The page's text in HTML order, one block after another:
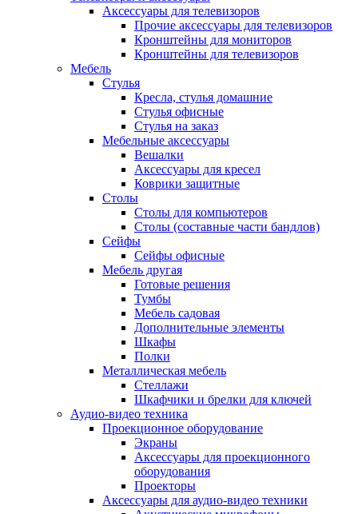
Аксессуары для телевизоров
Прочие аксессуары для телевизоров
Кронштейны для мониторов
Кронштейны для телевизоров
Мебель
Стулья
Кресла, стулья домашние
Стулья офисные
Стулья на заказ
Мебельные аксессуары
Вешалки
Аксессуары для кресел
Коврики защитные
Столы
Столы для компьютеров
Столы (составные части бандлов)
Сейфы
Сейфы офисные
Мебель другая
Готовые решения
Тумбы
Мебель садовая
Дополнительные элементы
Шкафы
Полки
Металлическая мебель
Стеллажи
Шкафчики и брелки для ключей
Аудио-видео техника
Проекционное оборудование
Экраны
Аксессуары для проекционного
оборудования
Проекторы
Аксессуары для аудио-видео техники